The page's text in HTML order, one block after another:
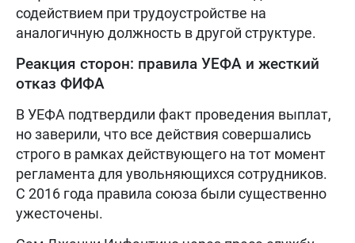
содействием при трудоустройстве на
аналогичную должность в другой структуре.
Реакция сторон: правила УЕФА и жесткий
отказ ФИФА
В УЕФА подтвердили факт проведения выплат,
но заверили, что все действия совершались
строго в рамках действующего на тот момент
регламента для увольняющихся сотрудников.
С 2016 года правила союза были существенно
ужесточены.